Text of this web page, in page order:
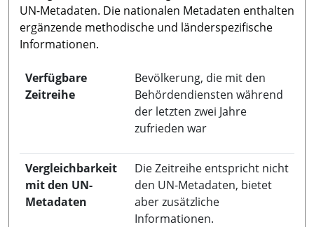
UN-Metadaten. Die nationalen Metadaten enthalten
ergänzende methodische und länderspezifische
Informationen.
Verfügbare
Zeitreihe
Bevölkerung, die mit den
Behördendiensten während
der letzten zwei Jahre
zufrieden war
Vergleichbarkeit
mit den UN-
Metadaten
Die Zeitreihe entspricht nicht
den UN-Metadaten, bietet
aber zusätzliche
Informationen.